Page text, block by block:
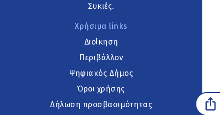
Συκιές.
Χρήσιμα links
Διοίκηση
Περιβάλλον
Ψηφιακός Δήμος
Όροι χρήσης
Δήλωση προσβασιμότητας